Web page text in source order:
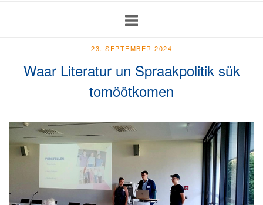
23. SEPTEMBER 2024
Waar Literatur un Spraakpolitik sük
tomöötkomen